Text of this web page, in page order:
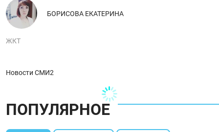
БОРИСОВА ЕКАТЕРИНА
ЖКТ
Новости СМИ2
ПОПУЛЯРНОЕ